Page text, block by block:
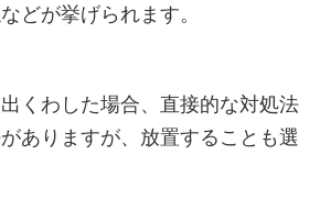
などが挙げられます。
くわした場合、直接的な対処法
ありますが、放置することも選